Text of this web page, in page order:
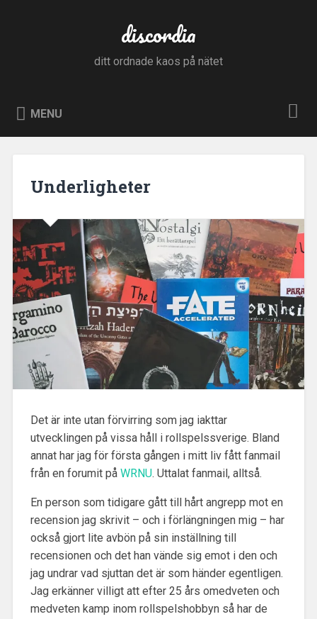
discordia
ditt ordnade kaos på nätet
MENU
Underligheter
Det är inte utan förvirring som jag iakttar
utvecklingen på vissa håll i rollspelssverige. Bland
annat har jag för första gången i mitt liv fått fanmail
från en forumit på WRNU. Uttalat fanmail, alltså.
En person som tidigare gått till hårt angrepp mot en
recension jag skrivit – och i förlängningen mig – har
också gjort lite avbön på sin inställning till
recensionen och det han vände sig emot i den och
jag undrar vad sjuttan det är som händer egentligen.
Jag erkänner villigt att efter 25 års omedveten och
medveten kamp inom rollspelshobbyn så har de